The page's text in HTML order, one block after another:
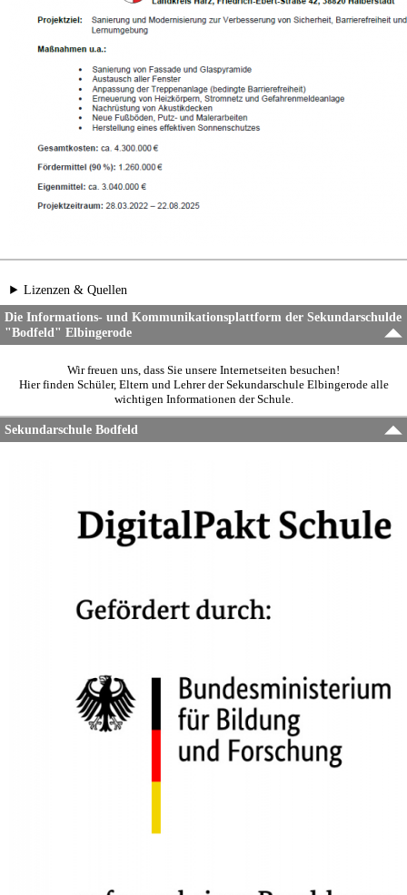
Lizenzen & Quellen
Die Informations- und Kommunikationsplattform der Sekundarschulde
"Bodfeld" Elbingerode
Wir freuen uns, dass Sie unsere Internetseiten besuchen!
Hier finden Schüler, Eltern und Lehrer der Sekundarschule Elbingerode alle
wichtigen Informationen der Schule.
Sekundarschule Bodfeld